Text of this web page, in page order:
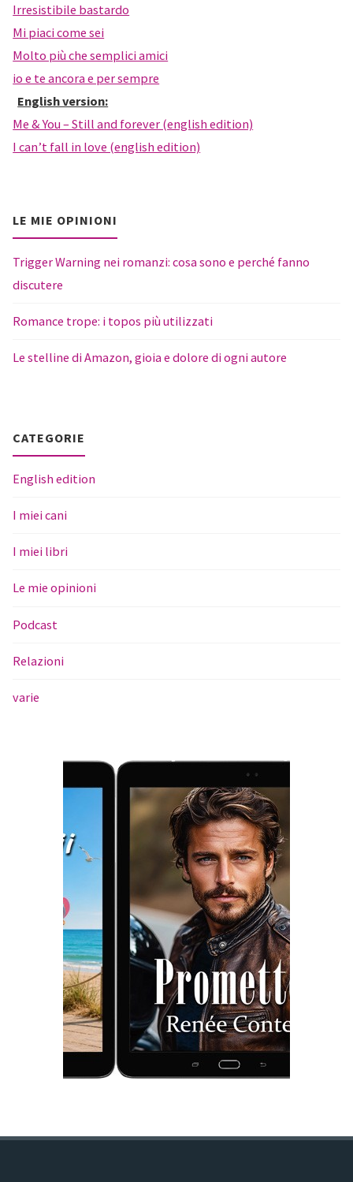
Irresistibile bastardo
Mi piaci come sei
Molto più che semplici amici
io e te ancora e per sempre
English version:
Me & You – Still and forever (english edition)
I can’t fall in love (english edition)
LE MIE OPINIONI
Trigger Warning nei romanzi: cosa sono e perché fanno
discutere
Romance trope: i topos più utilizzati
Le stelline di Amazon, gioia e dolore di ogni autore
CATEGORIE
English edition
I miei cani
I miei libri
Le mie opinioni
Podcast
Relazioni
varie